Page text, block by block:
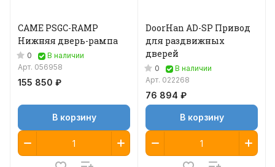
CAME PSGC-RAMP
Нижняя дверь-рампа
0
В наличии
Арт. 056958
155 850 ₽
В корзину
DoorHan AD-SP Привод
для раздвижных
дверей
0
В наличии
Арт. 022268
76 894 ₽
В корзину